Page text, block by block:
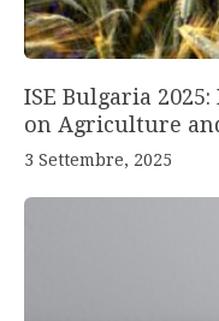
ISE Bulgaria
on Agriculture
3 Settembre, 2025